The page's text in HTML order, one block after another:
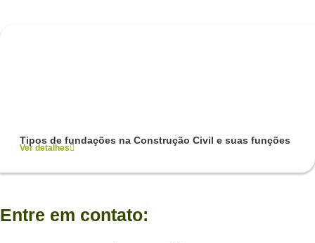
Tipos de fundações na Construção Civil e suas funções
Ver detalhes
Entre em contato: